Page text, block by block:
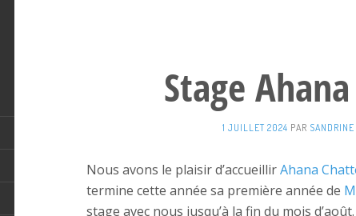
Stage
1 JUILLET 2024 PAR
Nous avons le plaisir d’accueillirAhana
termine cette année sa première année de
stage avec nous jusqu’à la fin du mois d’août.